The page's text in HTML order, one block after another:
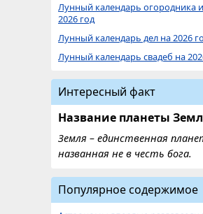
Лунный календарь огородника
2026 год
Лунный календарь дел на 2026
Лунный календарь свадеб на
Интересный факт
Название планеты
Земля – единственная
названная не в честь бога.
Популярное содержимое